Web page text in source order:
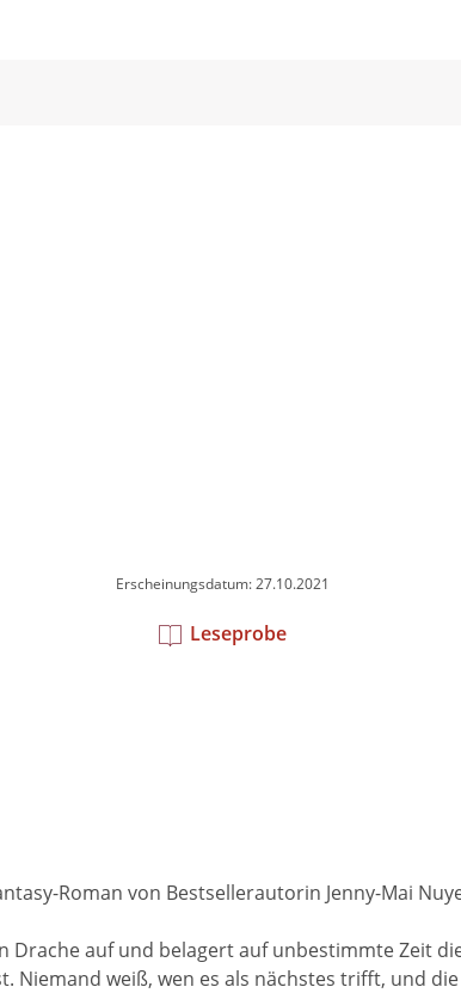
Erscheinungsdatum: 27.10.2021
Leseprobe
Roman von Bestsellerautorin Jenny-Mai
auf und belagert auf unbestimmte Zeit
Niemand weiß, wen es als nächstes trifft, und